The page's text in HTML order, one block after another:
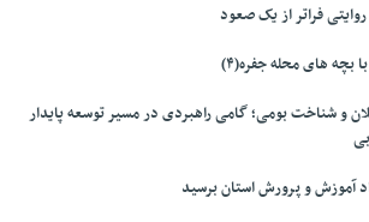
فراتر از یک صعود
بچه های محله جفره(۴)
و شناخت بومی؛ گامی راهبردی در مسیر توسعه پایدار
آموزش و پرورش استان برسید